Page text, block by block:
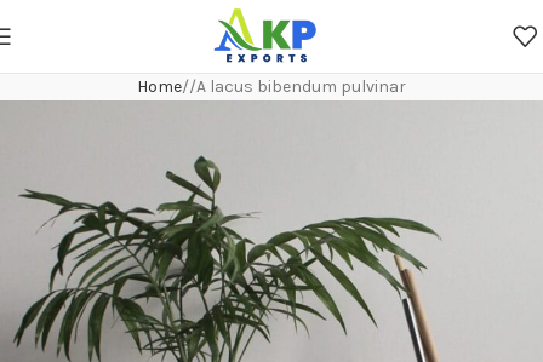
Home A lacus bibendum pulvinar